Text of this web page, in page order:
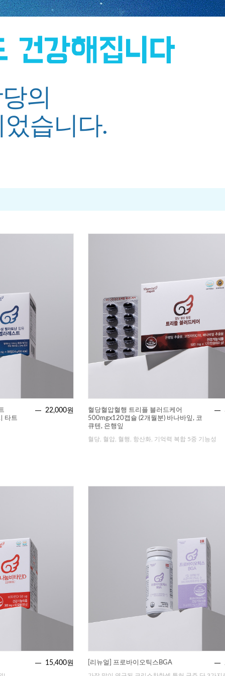
의
습니다.
타트
22,000원
혈당혈압혈행 트리플 블러드케어
500mgx120캡슐 (2개월분) 바나바잎, 코
큐텐, 은행잎
혈당, 혈압, 혈행, 항산화, 기억력 복합 5중 기능성
15,400원 [리뉴얼] 프로바이오틱스BGA